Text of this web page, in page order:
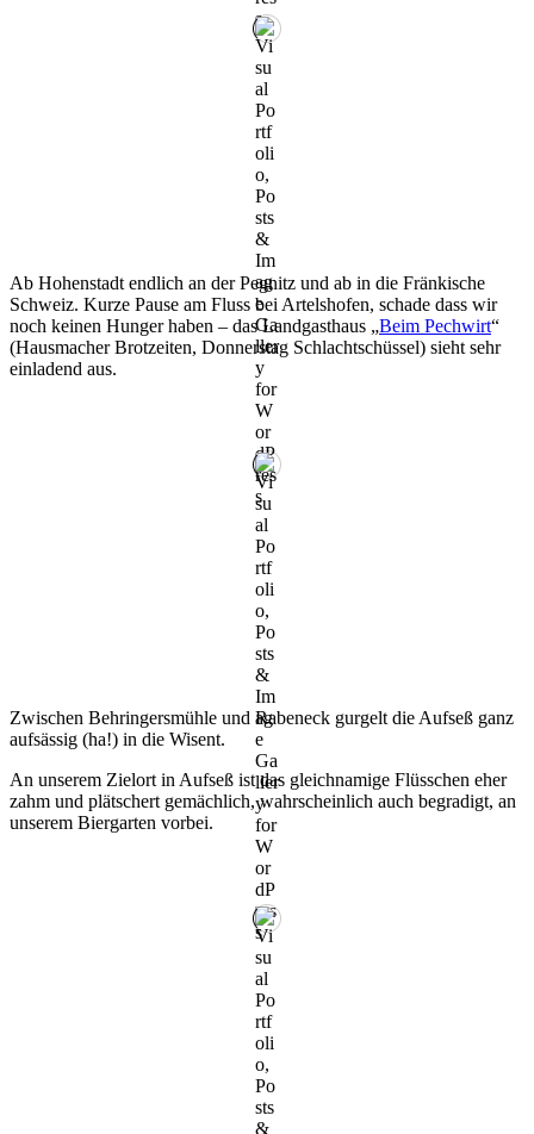
Ab Hohenstadt endlich an der Pegnitz und ab in die Fränkische
Schweiz. Kurze Pause am Fluss bei Artelshofen, schade dass wir
noch keinen Hunger haben – das Landgasthaus „Beim Pechwirt“
(Hausmacher Brotzeiten, Donnerstag Schlachtschüssel) sieht sehr
einladend aus.
Zwischen Behringersmühle und Rabeneck gurgelt die Aufseß ganz
aufsässig (ha!) in die Wisent.
An unserem Zielort in Aufseß ist das gleichnamige Flüsschen eher
zahm und plätschert gemächlich, wahrscheinlich auch begradigt, an
unserem Biergarten vorbei.